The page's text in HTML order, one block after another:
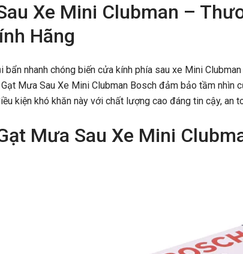
Xe Mini Clubman –
Hãng
bẩn nhanh chóng biến cửa kính phía sau xe Mini
Mưa Sau Xe Mini Clubman Bosch đảm bảo tầm nhìn
kiện khó khăn này với chất lượng cao đáng tin cậy, an
Mưa Sau Xe Mini